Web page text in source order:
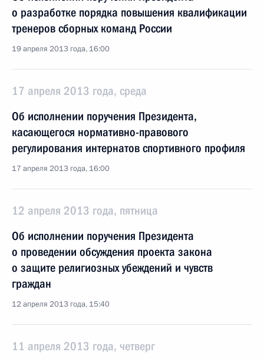
о разработке порядка повышения квалификации
тренеров сборных команд России
19 апреля 2013 года, 16:00
17 апреля 2013 года, среда
Об исполнении поручения Президента,
касающегося нормативно-правового
регулирования интернатов спортивного профиля
17 апреля 2013 года, 16:00
12 апреля 2013 года, пятница
Об исполнении поручения Президента
о проведении обсуждения проекта закона
о защите религиозных убеждений и чувств
граждан
12 апреля 2013 года, 15:40
11 апреля 2013 года, четверг